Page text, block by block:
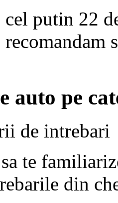
cel putin 22
auto pe
de intrebari
te
din